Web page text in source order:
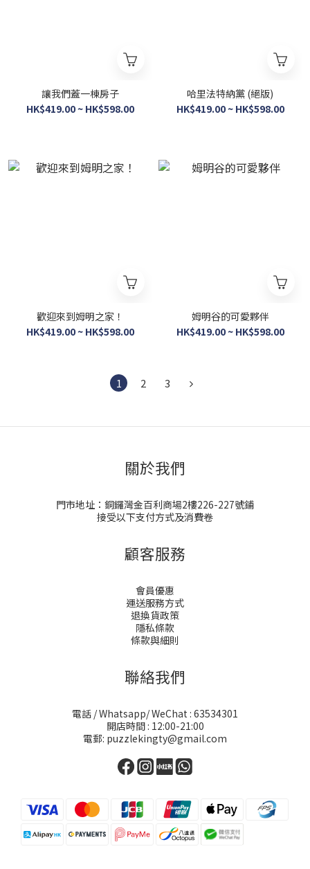
讓我們蓋一棟房子
HK$419.00 ~ HK$598.00
哈里法特納黨 (絕版)
HK$419.00 ~ HK$598.00
歡迎來到姆明之家！
HK$419.00 ~ HK$598.00
姆明谷的可愛夥伴
HK$419.00 ~ HK$598.00
1 2 3
關於我們
門市地址：銅鑼灣金百利商場2樓226-227號鋪
接受以下支付方式及消費卷
顧客服務
會員優惠
運送服務方式
退換貨政策
隱私條款
條款與細則
聯絡我們
電話 / Whatsapp/ WeChat : 63534301
開店時間 : 12:00-21:00
電郵: puzzlekingty@gmail.com